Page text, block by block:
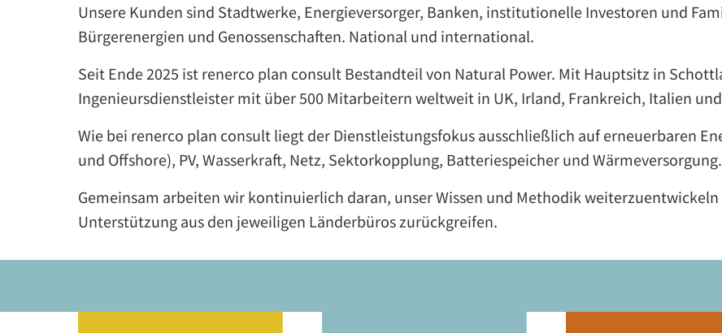
Unsere Kunden sind Stadtwerke, Energieversorger, Banken, institutionelle Investoren und
Bürgerenergien und Genossenschaften. National und international.
Seit Ende 2025 ist renerco plan consult Bestandteil von Natural Power. Mit Hauptsitz in
Ingenieursdienstleister mit über 500 Mitarbeitern weltweit in UK, Irland, Frankreich, Italien
Wie bei renerco plan consult liegt der Dienstleistungsfokus ausschließlich auf erneuerbaren
und Offshore), PV, Wasserkraft, Netz, Sektorkopplung, Batteriespeicher und Wärmeversorgung.
Gemeinsam arbeiten wir kontinuierlich daran, unser Wissen und Methodik
Unterstützung aus den jeweiligen Länderbüros zurückgreifen.